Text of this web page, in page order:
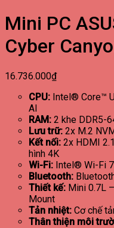
Mini PC
Cyber
16.736.000₫
CPU: Intel® Core™
AI
RAM: 2 khe DDR5-
Lưu trữ: 2x M.2
Kết nối: 2x HDMI
hình 4K
Wi-Fi: Intel® Wi-Fi
Bluetooth:
Thiết kế: Mini 0.7L
Mount
Tản nhiệt: Cơ chế
Thân thiện môi